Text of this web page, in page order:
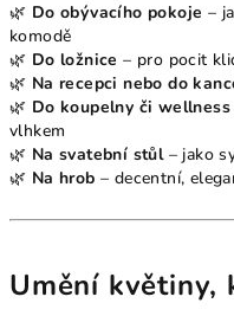
🌿 Do obývacího pokoje –
komodě
🌿 Do ložnice – pro pocit
🌿 Na recepci nebo do
🌿 Do koupelny či
vlhkem
🌿 Na svatební stůl– jako
🌿 Na hrob – decentní,
Umění květiny,